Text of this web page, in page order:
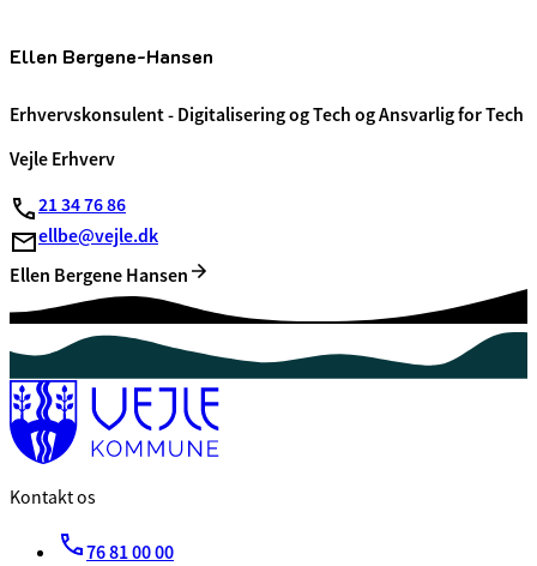
Ellen Bergene-Hansen
Erhvervskonsulent - Digitalisering og Tech og Ansvarlig for Tech
Vejle Erhverv
21 34 76 86
ellbe@vejle.dk
Ellen Bergene Hansen
Kontakt os
76 81 00 00